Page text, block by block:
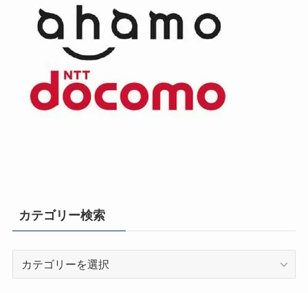
カテゴリー検索